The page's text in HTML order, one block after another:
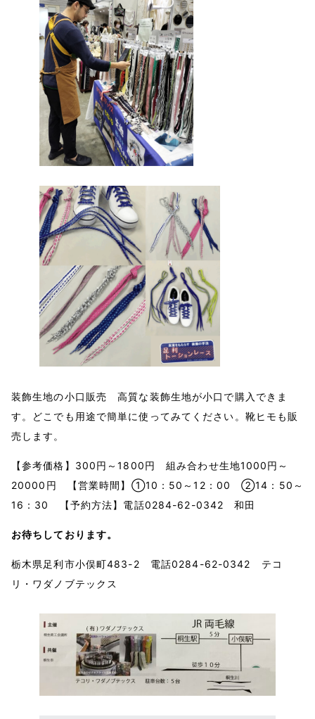
装飾生地の小口販売 高質な装飾生地が小口で購入できま
す。どこでも用途で簡単に使ってみてください。靴ヒモも販
売します。
【参考価格】300円～1800円 組み合わせ生地1000円～
20000円 【営業時間】①10：50～12：00 ②14：50～
16：30 【予約方法】電話0284-62-0342 和田
お待ちしております。
栃木県足利市小俣町483-2 電話0284-62-0342 テコ
リ・ワダノブテックス